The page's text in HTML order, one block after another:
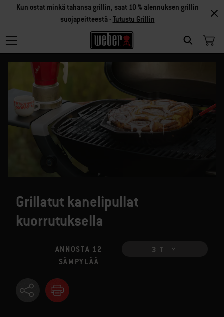
SEARCH
Kun ostat minkä tahansa grillin, saat 10 % alennuksen grillin
suojapeitteestä -Tutustu Grillin
Grillatut kanelipullat
kuorrutuksella
ANNOSTA 12
SÄMPYLÄÄ
3 T